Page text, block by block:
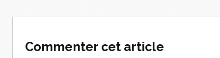
Commenter cet article